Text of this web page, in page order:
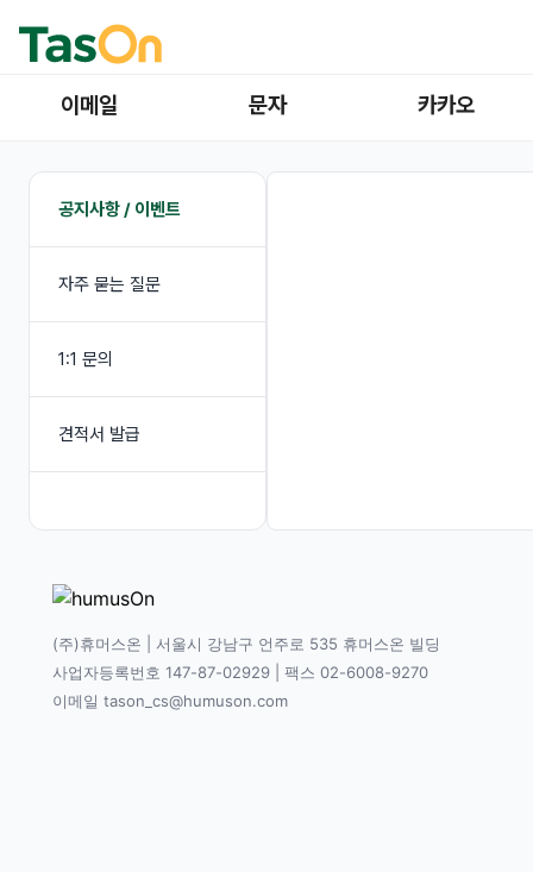
이메일 문자 카카오
공지사항 / 이벤트
자주 묻는 질문
1:1 문의
견적서 발급
(주)휴머스온 | 서울시 강남구 언주로 535 휴머스온 빌딩
사업자등록번호 147-87-02929 | 팩스 02-6008-9270
이메일 tason_cs@humuson.com